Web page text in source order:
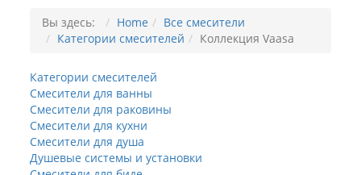
Вы здесь:
Home
Все смесители
Категории смесителей
Коллекция Vaasa
Категории смесителей
Смесители для ванны
Смесители для раковины
Смесители для кухни
Смесители для душа
Душевые системы и установки